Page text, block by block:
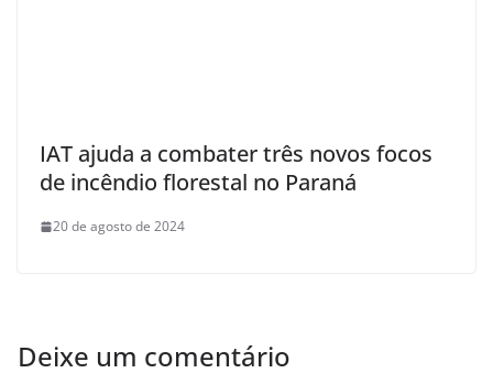
IAT ajuda a combater três novos focos
de incêndio florestal no Paraná
20 de agosto de 2024
Deixe um comentário